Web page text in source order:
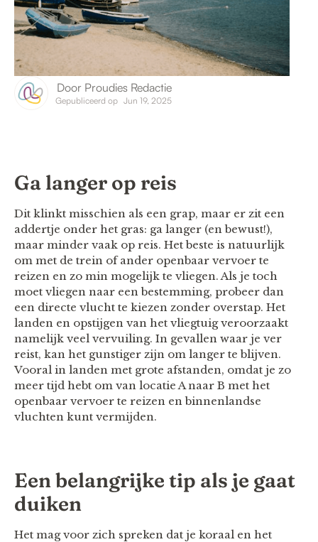
Door Proudies Redactie
Gepubliceerd op Jun 19, 2025
Ga langer op reis
Dit klinkt misschien als een grap, maar er zit een
addertje onder het gras: ga langer (en bewust!),
maar minder vaak op reis. Het beste is natuurlijk
om met de trein of ander openbaar vervoer te
reizen en zo min mogelijk te vliegen. Als je toch
moet vliegen naar een bestemming, probeer dan
een directe vlucht te kiezen zonder overstap. Het
landen en opstijgen van het vliegtuig veroorzaakt
namelijk veel vervuiling. In gevallen waar je ver
reist, kan het gunstiger zijn om langer te blijven.
Vooral in landen met grote afstanden, omdat je zo
meer tijd hebt om van locatie A naar B met het
openbaar vervoer te reizen en binnenlandse
vluchten kunt vermijden.
Een belangrijke tip als je gaat
duiken
Het mag voor zich spreken dat je koraal en het